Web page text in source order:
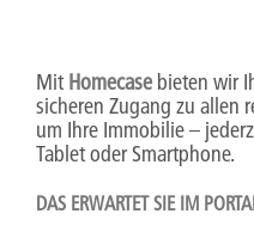
MitHomecase bieten wir
sicheren Zugang zu allen
um Ihre Immobilie –
Tablet oder Smartphone.
DAS ERWARTET SIE IM